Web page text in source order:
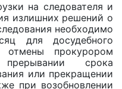
на следователя и
излишних решений о
необходимо
для досудебного
отмены прокурором
срока
или прекращении
при возобновлении